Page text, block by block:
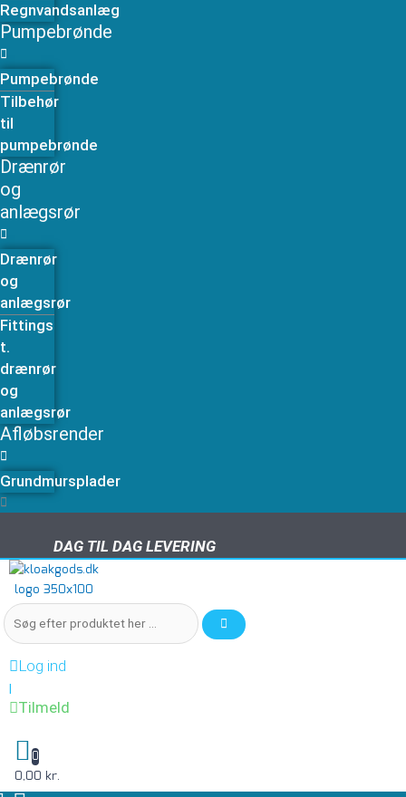
Regnvandsanlæg
Pumpebrønde
Pumpebrønde
Tilbehør
til
pumpebrønde
Drænrør
og
anlægsrør
Drænrør
og
anlægsrør
Fittings
t.
drænrør
og
anlægsrør
Afløbsrender
Grundmursplader
DAG TIL DAG LEVERING
DAG TIL DAG LEVERING
Log ind
|
Tilmeld
0
0,00 kr.